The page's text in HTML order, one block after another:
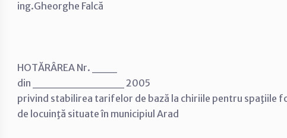
ing.Gheorghe Falcă
HOTĂRÂREA Nr. ___
din ___________ 2005
privind stabilirea tarifelor de bază la chiriile pentru spaţiile
de locuinţă situate în municipiul Arad